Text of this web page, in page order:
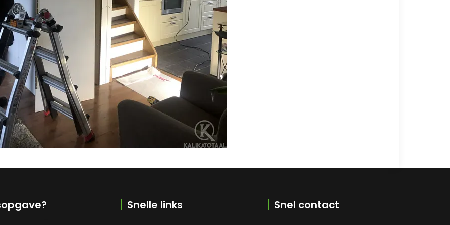
Snelle links Snel contact